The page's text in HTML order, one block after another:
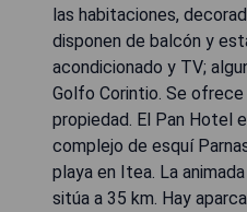
las habitaciones,
disponen de balcón y
acondicionado y TV;
Golfo Corintio. Se
propiedad. El Pan Hotel
complejo de esquí
playa en Itea. La
sitúa a 35 km. Hay